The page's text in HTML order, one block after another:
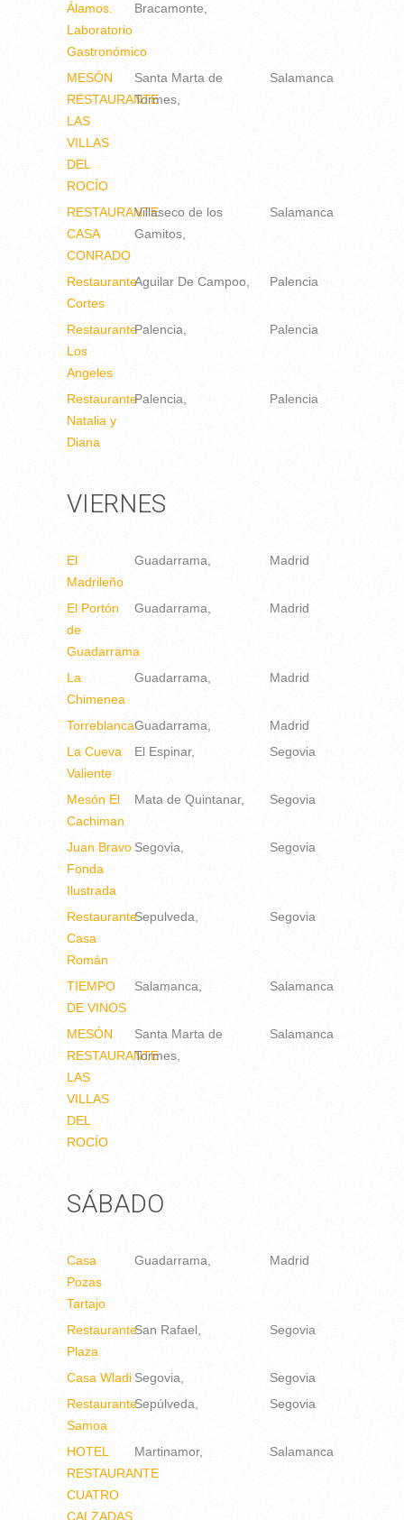
Álamos.
Laboratorio
Gastronómico
Bracamonte
MESÓN
RESTAURANTE
LAS
VILLAS
DEL
ROCÍO
Santa Marta de
Tormes
Salamanca
RESTAURANTE
CASA
CONRADO
Villaseco de los
Gamitos
Salamanca
Restaurante
Cortes
Aguilar De Campoo Palencia
Restaurante
Los
Angeles
Palencia Palencia
Restaurante
Natalia y
Diana
Palencia Palencia
VIERNES
El
Madrileño
Guadarrama Madrid
El Portón
de
Guadarrama
Guadarrama Madrid
La
Chimenea
Guadarrama Madrid
TorreblancaGuadarrama
Madrid
La Cueva
Valiente
El Espinar Segovia
Mesón El
Cachiman
Mata de Quintanar Segovia
Juan Bravo
Fonda
Ilustrada
Segovia Segovia
Restaurante
Casa
Román
Sepulveda Segovia
TIEMPO
DE VINOS
Salamanca Salamanca
MESÓN
RESTAURANTE
LAS
VILLAS
DEL
ROCÍO
Santa Marta de
Tormes
Salamanca
SÁBADO
Casa
Pozas
Tartajo
Guadarrama Madrid
Restaurante
Plaza
San Rafael Segovia
Casa Wladi Segovia
Segovia
Restaurante
Samoa
Sepúlveda Segovia
HOTEL
RESTAURANTE
CUATRO
CALZADAS
Martinamor Salamanca